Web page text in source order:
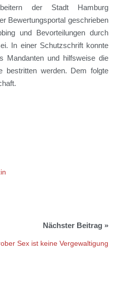
der Stadt Hamburg
Bewertungsportal geschrieben
und Bevorteilungen durch
In einer Schutzschrift konnte
Mandanten und hilfsweise die
bestritten werden. Dem folgte
Sex ist keine Vergewaltigung